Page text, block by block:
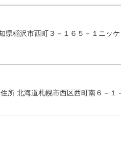
県稲沢市西町３－１６５－１ニッ
所 北海道札幌市西区西町南６－